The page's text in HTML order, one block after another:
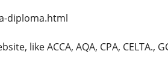
diploma.html
like ACCA, AQA, CPA, CELTA.,